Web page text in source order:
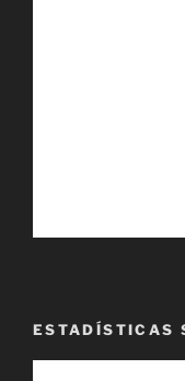
ESTADÍSTICAS